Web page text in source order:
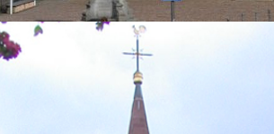
Klapperkinder